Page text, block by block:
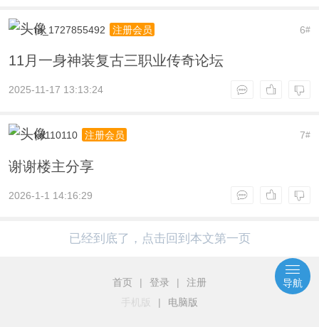
6#
m_1727855492 注册会员
11月一身神装复古三职业传奇论坛
2025-11-17 13:13:24
7#
kd110110 注册会员
谢谢楼主分享
2026-1-1 14:16:29
已经到底了，点击回到本文第一页
首页 | 登录 |
注册
手机版
| 电脑版
导航